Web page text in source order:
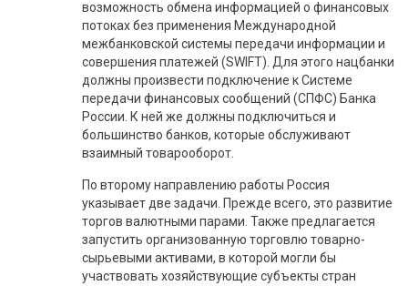
возможность обмена информацией о финансовых
потоках без применения Международной
межбанковской системы передачи информации и
совершения платежей (SWIFT). Для этого нацбанки
должны произвести подключение к Системе
передачи финансовых сообщений (СПФС) Банка
России. К ней же должны подключиться и
большинство банков, которые обслуживают
взаимный товарооборот.
По второму направлению работы Россия
указывает две задачи. Прежде всего, это развитие
торгов валютными парами. Также предлагается
запустить организованную торговлю товарно-
сырьевыми активами, в которой могли бы
участвовать хозяйствующие субъекты стран